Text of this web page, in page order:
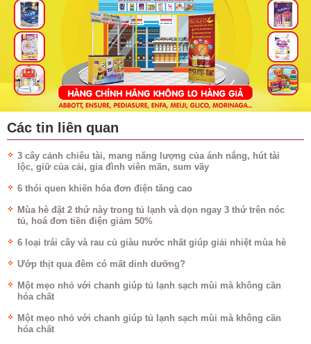
Các tin liên quan
3 cây cảnh chiêu tài, mang năng lượng của ánh nắng, hút tài
lộc, giữ của cải, gia đình viên mãn, sum vầy
6 thói quen khiến hóa đơn điện tăng cao
Mùa hè đặt 2 thứ này trong tủ lạnh và dọn ngay 3 thứ trên nóc
tủ, hoá đơn tiền điện giảm 50%
6 loại trái cây và rau củ giàu nước nhất giúp giải nhiệt mùa hè
Ướp thịt qua đêm có mất dinh dưỡng?
Một mẹo nhỏ với chanh giúp tủ lạnh sạch mùi mà không cần
hóa chất
Một mẹo nhỏ với chanh giúp tủ lạnh sạch mùi mà không cần
hóa chất